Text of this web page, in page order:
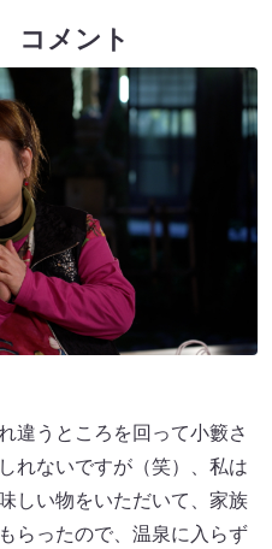
コメント
違うところを回って小籔さ
れないですが（笑）、私は
しい物をいただいて、家族
らったので、温泉に入らず